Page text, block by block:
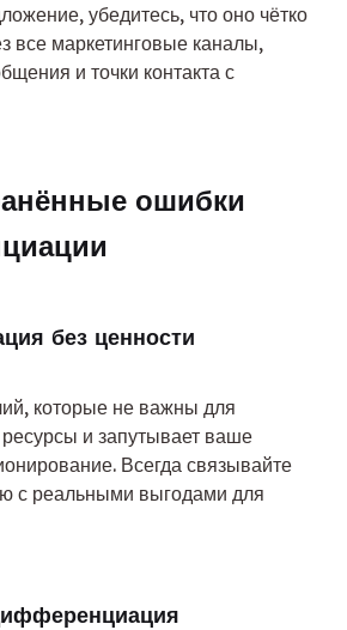
убедитесь, что оно чётко
все маркетинговые каналы,
и точки контакта с
ошибки
без ценности
которые не важны для
ресурсы и запутывает ваше
Всегда связывайте
с реальными выгодами для